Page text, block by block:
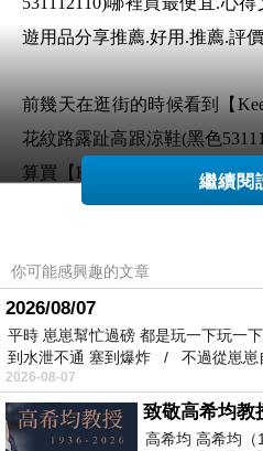
遊用品分享推薦.好用.推薦.評
前幾天在逛街的時候看到【
花紋路露趾高跟涼鞋(黑色
算買【Keeley Ann】典雅高貴
(黑色531112110)
但是我想【Keeley Ann】典雅
涼鞋(黑色531112110) 在網
【Keeley Ann】典雅高貴-真
531112110)而且24小時都能買
家開門也不用看店員臉色
繼續閱
你可能感興趣的文章
2026/08/07
平時 崽崽幫忙過磅 都是玩一下玩一
到水泄不通 塞到爆炸 / 不過從崽崽
2026-08-07
致敬高希均教
高希均 高希均